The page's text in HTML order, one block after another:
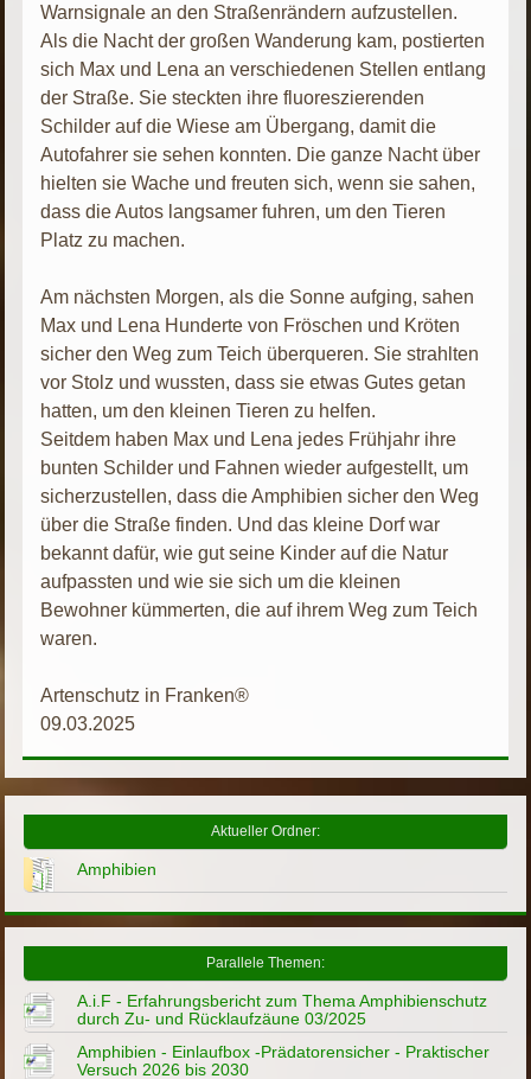
Warnsignale an den Straßenrändern aufzustellen.
Als die Nacht der großen Wanderung kam, postierten
sich Max und Lena an verschiedenen Stellen entlang
der Straße. Sie steckten ihre fluoreszierenden
Schilder auf die Wiese am Übergang, damit die
Autofahrer sie sehen konnten. Die ganze Nacht über
hielten sie Wache und freuten sich, wenn sie sahen,
dass die Autos langsamer fuhren, um den Tieren
Platz zu machen.
Am nächsten Morgen, als die Sonne aufging, sahen
Max und Lena Hunderte von Fröschen und Kröten
sicher den Weg zum Teich überqueren. Sie strahlten
vor Stolz und wussten, dass sie etwas Gutes getan
hatten, um den kleinen Tieren zu helfen.
Seitdem haben Max und Lena jedes Frühjahr ihre
bunten Schilder und Fahnen wieder aufgestellt, um
sicherzustellen, dass die Amphibien sicher den Weg
über die Straße finden. Und das kleine Dorf war
bekannt dafür, wie gut seine Kinder auf die Natur
aufpassten und wie sie sich um die kleinen
Bewohner kümmerten, die auf ihrem Weg zum Teich
waren.
Artenschutz in Franken®
09.03.2025
Aktueller Ordner:
Amphibien
Parallele Themen:
A.i.F - Erfahrungsbericht zum Thema Amphibienschutz
durch Zu- und Rücklaufzäune 03/2025
Amphibien - Einlaufbox -Prädatorensicher - Praktischer
Versuch 2026 bis 2030